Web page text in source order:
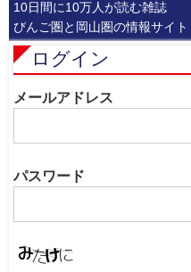
10日間に10万人が読む雑誌
びんご圏と岡山圏の情報サイト
ログイン
メールアドレス
パスワード